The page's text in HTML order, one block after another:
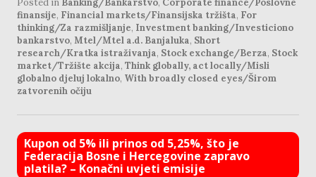
finansije, Financial markets/Finansijska tržišta, For
thinking/Za razmišljanje, Investment banking/Investiciono
bankarstvo, Mtel/Mtel a.d. Banjaluka, Short
research/Kratka istraživanja, Stock exchange/Berza, Stock
market/Tržište akcija, Think globally, act locally/Misli
globalno djeluj lokalno, With broadly closed eyes/Širom
zatvorenih očiju
Kupon od 5% ili prinos od 5,25%, što je
Federacija Bosne i Hercegovine zapravo
platila? – Konačni uvjeti emisije